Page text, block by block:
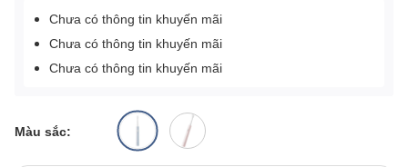
Chưa có thông tin khuyến mãi
Chưa có thông tin khuyến mãi
Chưa có thông tin khuyến mãi
Màu sắc: